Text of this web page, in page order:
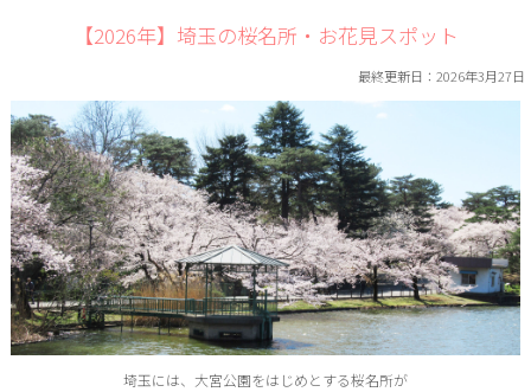
【2026年】埼玉の桜名所・お花見スポット
最終更新日：2026年3月27日
埼玉には、大宮公園をはじめとする桜名所が